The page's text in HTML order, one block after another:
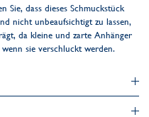
dass dieses Schmuckstück
nicht unbeaufsichtigt zu lassen,
da kleine und zarte Anhänger
sie verschluckt werden.